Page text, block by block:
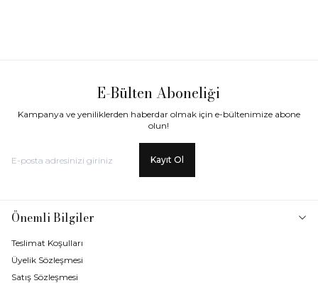
E-Bülten Aboneliği
Kampanya ve yeniliklerden haberdar olmak için e-bültenimize abone
olun!
Kayıt Ol
Önemli Bilgiler
Teslimat Koşulları
Üyelik Sözleşmesi
Satış Sözleşmesi